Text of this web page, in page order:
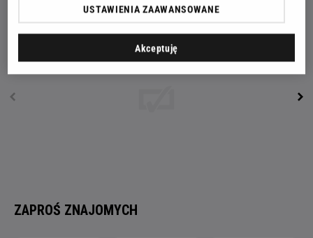
ZAPROŚ ZNAJOMYCH
USTAWIENIA ZAAWANSOWANE
Akceptuję